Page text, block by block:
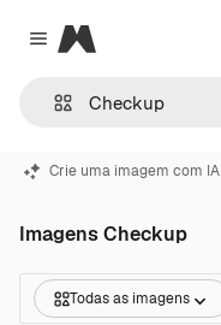
Close menu
Magnific
Crie uma imagem com IA
Imagens Checkup
Todas as imagens